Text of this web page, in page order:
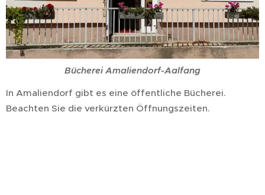
Bücherei Amaliendorf-Aalfang
In Amaliendorf gibt es eine öffentliche Bücherei.
Beachten Sie die verkürzten Öffnungszeiten.